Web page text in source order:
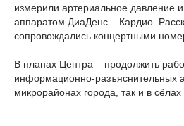
измерили артериальное давление
аппаратом ДиаДенс – Кардио.
сопровождались концертными
В планах Центра – продолжить
информационно-разъяснительных
микрорайонах города, так и в сёлах